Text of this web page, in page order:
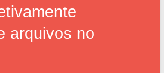
arquivos no